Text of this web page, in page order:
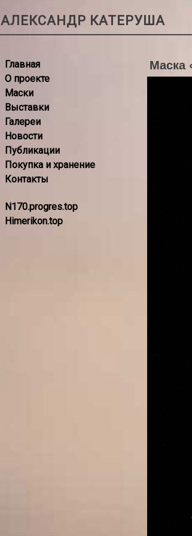
АЛЕКСАНДР КАТЕРУША
Главная
О проекте
Маски
Выставки
Галереи
Новости
Публикации
Покупка и хранение
Контакты
N170.progres.top
Himerikon.top
Маска